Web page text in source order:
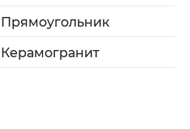
Прямоугольник
Керамогранит